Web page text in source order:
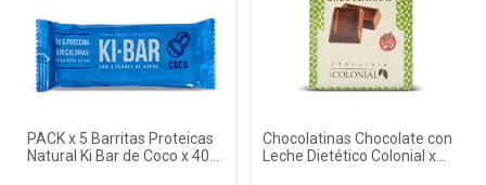
PACK x 5 Barritas Proteicas
Natural Ki Bar de Coco x 40
Chocolatinas Chocolate con
Leche Dietético Colonial x